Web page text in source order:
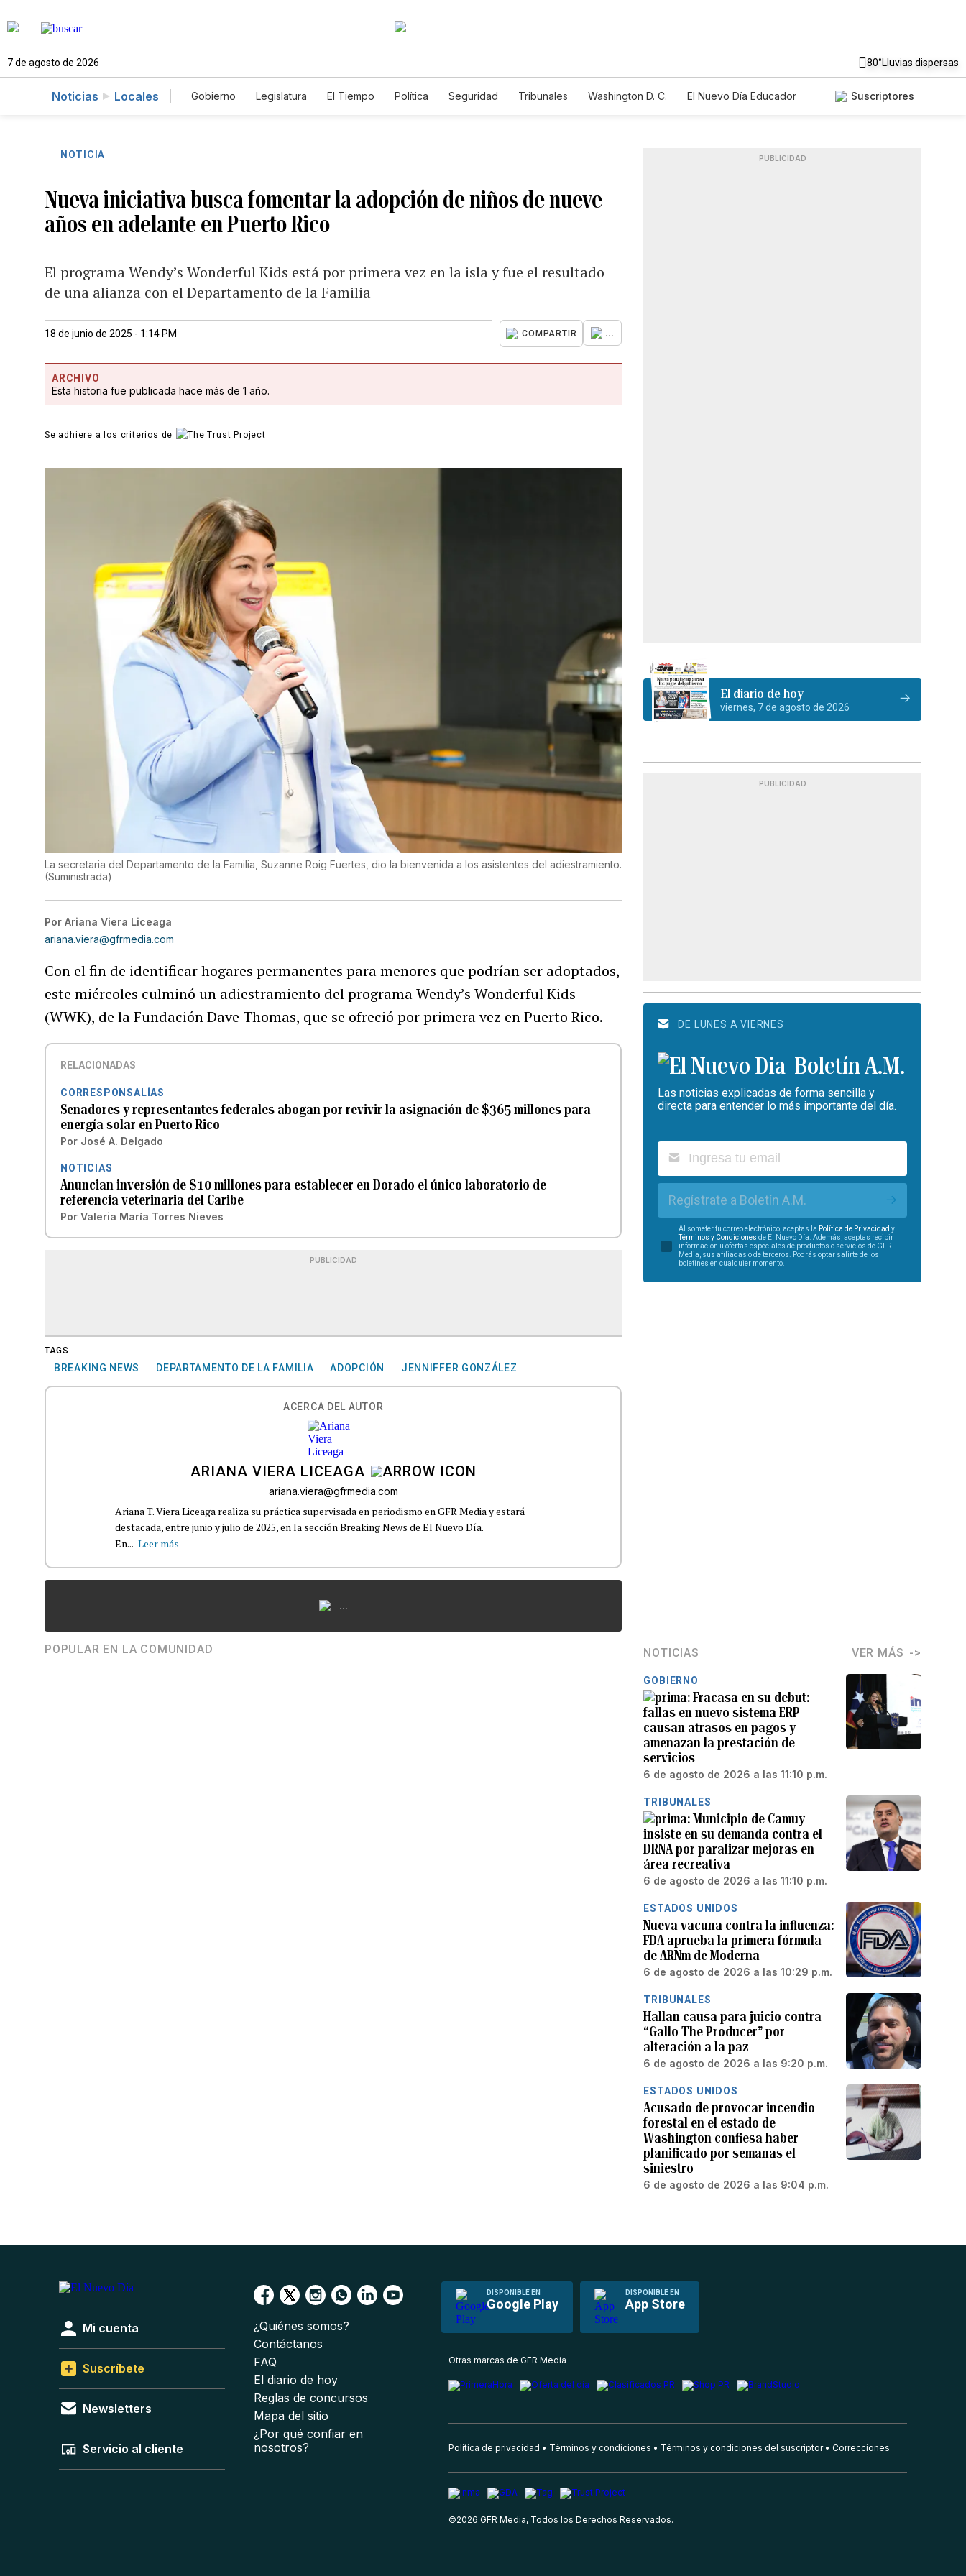
7 de agosto de 2026 80°Lluvias dispersas
Noticias Locales Gobierno Legislatura El Tiempo Política Seguridad Tribunales Washington D. C.
El Nuevo Día Educador
Suscriptores
NOTICIA
Nueva iniciativa busca fomentar la adopción de niños de nueve
años en adelante en Puerto Rico
El programa Wendy’s Wonderful Kids está por primera vez en la isla y fue el resultado
de una alianza con el Departamento de la Familia
18 de junio de 2025 - 1:14 PM COMPARTIR ...
ARCHIVO
Esta historia fue publicada hace más de 1 año.
Se adhiere a los criterios de
La secretaria del Departamento de la Familia, Suzanne Roig Fuertes, dio la bienvenida a los asistentes del adiestramiento.
(Suministrada)
Por Ariana Viera Liceaga
ariana.viera@gfrmedia.com
Con el fin de identificar hogares permanentes para menores que podrían ser adoptados,
este miércoles culminó un adiestramiento del programa Wendy’s Wonderful Kids
(WWK), de la Fundación Dave Thomas, que se ofreció por primera vez en Puerto Rico.
RELACIONADAS
CORRESPONSALÍAS
Senadores y representantes federales abogan por revivir la asignación de $365 millones para
energía solar en Puerto Rico
Por José A. Delgado
NOTICIAS
Anuncian inversión de $10 millones para establecer en Dorado el único laboratorio de
referencia veterinaria del Caribe
Por Valeria María Torres Nieves
PUBLICIDAD
TAGS
BREAKING NEWS DEPARTAMENTO DE LA FAMILIA ADOPCIÓN JENNIFFER GONZÁLEZ
ACERCA DEL AUTOR
ARIANA VIERA LICEAGA
ariana.viera@gfrmedia.com
Ariana T. Viera Liceaga realiza su práctica supervisada en periodismo en GFR Media y estará
destacada, entre junio y julio de 2025, en la sección Breaking News de El Nuevo Día.
En... Leer más
...
POPULAR EN LA COMUNIDAD
PUBLICIDAD
El diario de hoy
viernes, 7 de agosto de 2026
PUBLICIDAD
DE LUNES A VIERNES
Boletín A.M.
Las noticias explicadas de forma sencilla y
directa para entender lo más importante del día.
Regístrate a Boletín A.M.
Al someter tu correo electrónico, aceptas la Política de Privacidad y
Términos y Condiciones de El Nuevo Día. Además, aceptas recibir
información u ofertas especiales de productos o servicios de GFR
Media, sus afiliadas o de terceros. Podrás optar salirte de los
boletines en cualquier momento.
NOTICIAS VER MÁS
GOBIERNO
Fracasa en su debut:
fallas en nuevo sistema ERP
causan atrasos en pagos y
amenazan la prestación de
servicios
6 de agosto de 2026 a las 11:10 p.m.
TRIBUNALES
Municipio de Camuy
insiste en su demanda contra el
DRNA por paralizar mejoras en
área recreativa
6 de agosto de 2026 a las 11:10 p.m.
ESTADOS UNIDOS
Nueva vacuna contra la influenza:
FDA aprueba la primera fórmula
de ARNm de Moderna
6 de agosto de 2026 a las 10:29 p.m.
TRIBUNALES
Hallan causa para juicio contra
“Gallo The Producer” por
alteración a la paz
6 de agosto de 2026 a las 9:20 p.m.
ESTADOS UNIDOS
Acusado de provocar incendio
forestal en el estado de
Washington confiesa haber
planificado por semanas el
siniestro
6 de agosto de 2026 a las 9:04 p.m.
DISPONIBLE EN
Google Play
DISPONIBLE EN
App Store
Mi cuenta
Suscríbete
Newsletters
Servicio al cliente
¿Quiénes somos?
Contáctanos
FAQ
El diario de hoy
Reglas de concursos
Mapa del sitio
¿Por qué confiar en
nosotros?
Otras marcas de GFR Media
Política de privacidad Términos y condiciones Términos y condiciones del suscriptor Correcciones
©2026 GFR Media, Todos los Derechos Reservados.